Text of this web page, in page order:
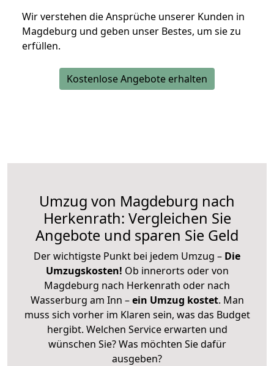
Wir verstehen die Ansprüche unserer Kunden in
Magdeburg und geben unser Bestes, um sie zu
erfüllen.
Kostenlose Angebote erhalten
Umzug von Magdeburg nach
Herkenrath: Vergleichen Sie
Angebote und sparen Sie Geld
Der wichtigste Punkt bei jedem Umzug – Die
Umzugskosten! Ob innerorts oder von
Magdeburg nach Herkenrath oder nach
Wasserburg am Inn –ein Umzug kostet. Man
muss sich vorher im Klaren sein, was das Budget
hergibt. Welchen Service erwarten und
wünschen Sie? Was möchten Sie dafür
ausgeben?